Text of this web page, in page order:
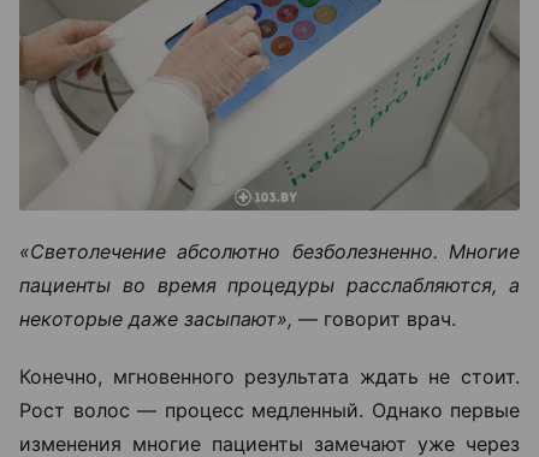
«Светолечение абсолютно безболезненно. Многие
пациенты во время процедуры расслабляются, а
некоторые даже засыпают», — говорит врач.
Конечно, мгновенного результата ждать не стоит.
Рост волос — процесс медленный. Однако первые
изменения многие пациенты замечают уже через